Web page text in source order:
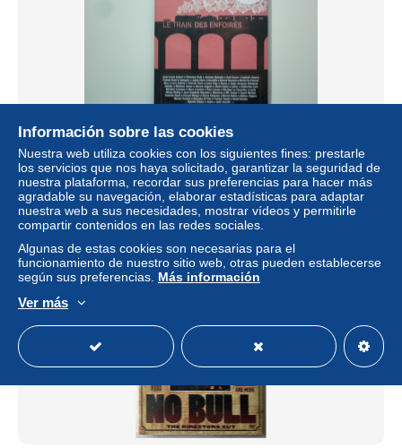
Les Enfoirés double dvd Le Train Des Enfoirés 2005
± 17,33 US$
Estatus Privado
Información sobre las cookies
Nuestra web utiliza cookies con los siguientes fines: prestarle
los servicios que nos haya solicitado, garantizar la seguridad de
nuestra plataforma, recordar sus preferencias para hacer más
agradable su navegación, elaborar estadísticas para adaptar
nuestra web a sus necesidades, mostrar vídeos y permitirle
compartir contenidos en las redes sociales.
Algunas de estas cookies son necesarias para el
funcionamiento de nuestro sitio web, otras pueden establecerse
según sus preferencias. Más información
Ver más